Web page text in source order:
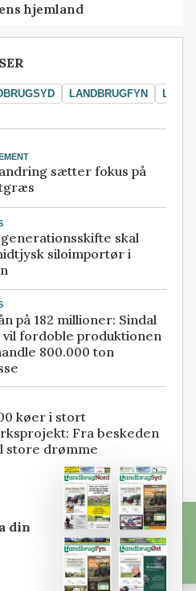
hjemland
LANDBRUGFYN
sætter fokus på
skal
siloimportør i
på 182 millioner: Sindal
vil fordoble produktionen
800.000 ton
køer i stort
Fra beskeden
store drømme
din